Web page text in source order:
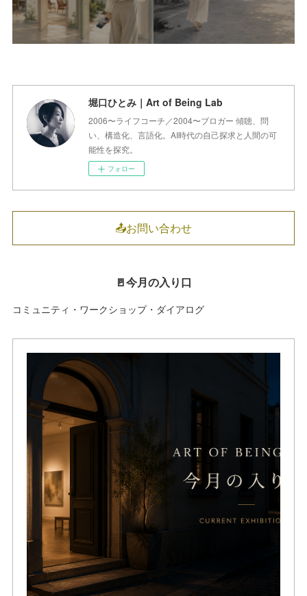
堀口ひとみ｜Art of Being Lab
2006〜ライフコーチ／2004〜ブロガー 傾聴、問
い、構造化、言語化。AI時代の自己探求と人間の可
能性を探究。
フォロー
📤お問い合わせ
🚪今月の入り口
コミュニティ・ワークショップ・ダイアログ